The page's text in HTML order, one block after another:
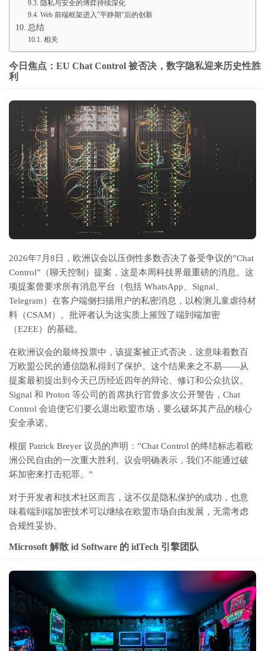
隐私与安全的博弈持续深化
Web 前端框架进入”平静期”后的创新
总结
相关
今日焦点：EU Chat Control 被否决，数字隐私迎来历史性胜
利
2026年7月8日，欧洲议会以压倒性多数否决了备受争议的”Chat
Control”（聊天控制）提案，这是本周科技界最重磅的消息。这
项提案曾要求所有消息平台（包括 WhatsApp、Signal、
Telegram）在客户端侧扫描用户的私密消息，以检测儿童虐待材
料（CSAM）。批评者认为这实质上摧毁了端到端加密
（E2EE）的基础。
在欧洲议会的最终投票中，该提案被正式否决，这意味着数百
万欧盟公民的通信隐私得到了保护。这个结果来之不易——从
提案最初提出到今天已历经近四年的辩论、修订和公众抗议。
Signal 和 Proton 等公司的首席执行官曾多次公开警告，Chat
Control 会迫使它们要么退出欧盟市场，要么破坏其产品的核心
安全承诺。
根据 Patrick Breyer 议员的声明：”Chat Control 的终结标志着欧
洲公民自由的一次重大胜利。议会明确表示，我们不能通过破
坏加密来打击犯罪。”
对于开发者和技术社区而言，这不仅是隐私保护的成功，也意
味着端到端加密技术可以继续在欧盟市场自由发展，无需考虑
合规性妥协。
Microsoft 解散 id Software 的 idTech 引擎团队